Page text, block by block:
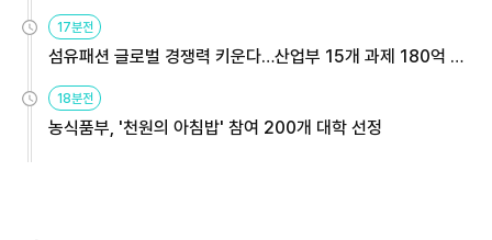
용해야
17분전
섬유패션 글로벌 경쟁력 키운다…산업부 15개 과제 180억 지
원
18분전
농식품부, '천원의 아침밥' 참여 200개 대학 선정